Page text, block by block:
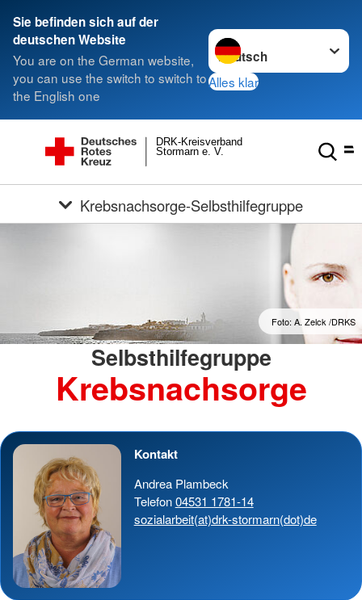
Sie befinden sich auf der
deutschen Website
You are on the German website,
you can use the switch to switch to
the English one
Sprache wechseln zu
Alles klar
Stormarn e. V.
DRK-Kreisverband
Krebsnachsorge-Selbsthilfegruppe
Foto: A. Zelck /DRKS
Selbsthilfegruppe
Krebsnachsorge
Kontakt
Andrea Plambeck
Telefon04531 1781-14
sozialarbeit(at)drk-stormarn(dot)de